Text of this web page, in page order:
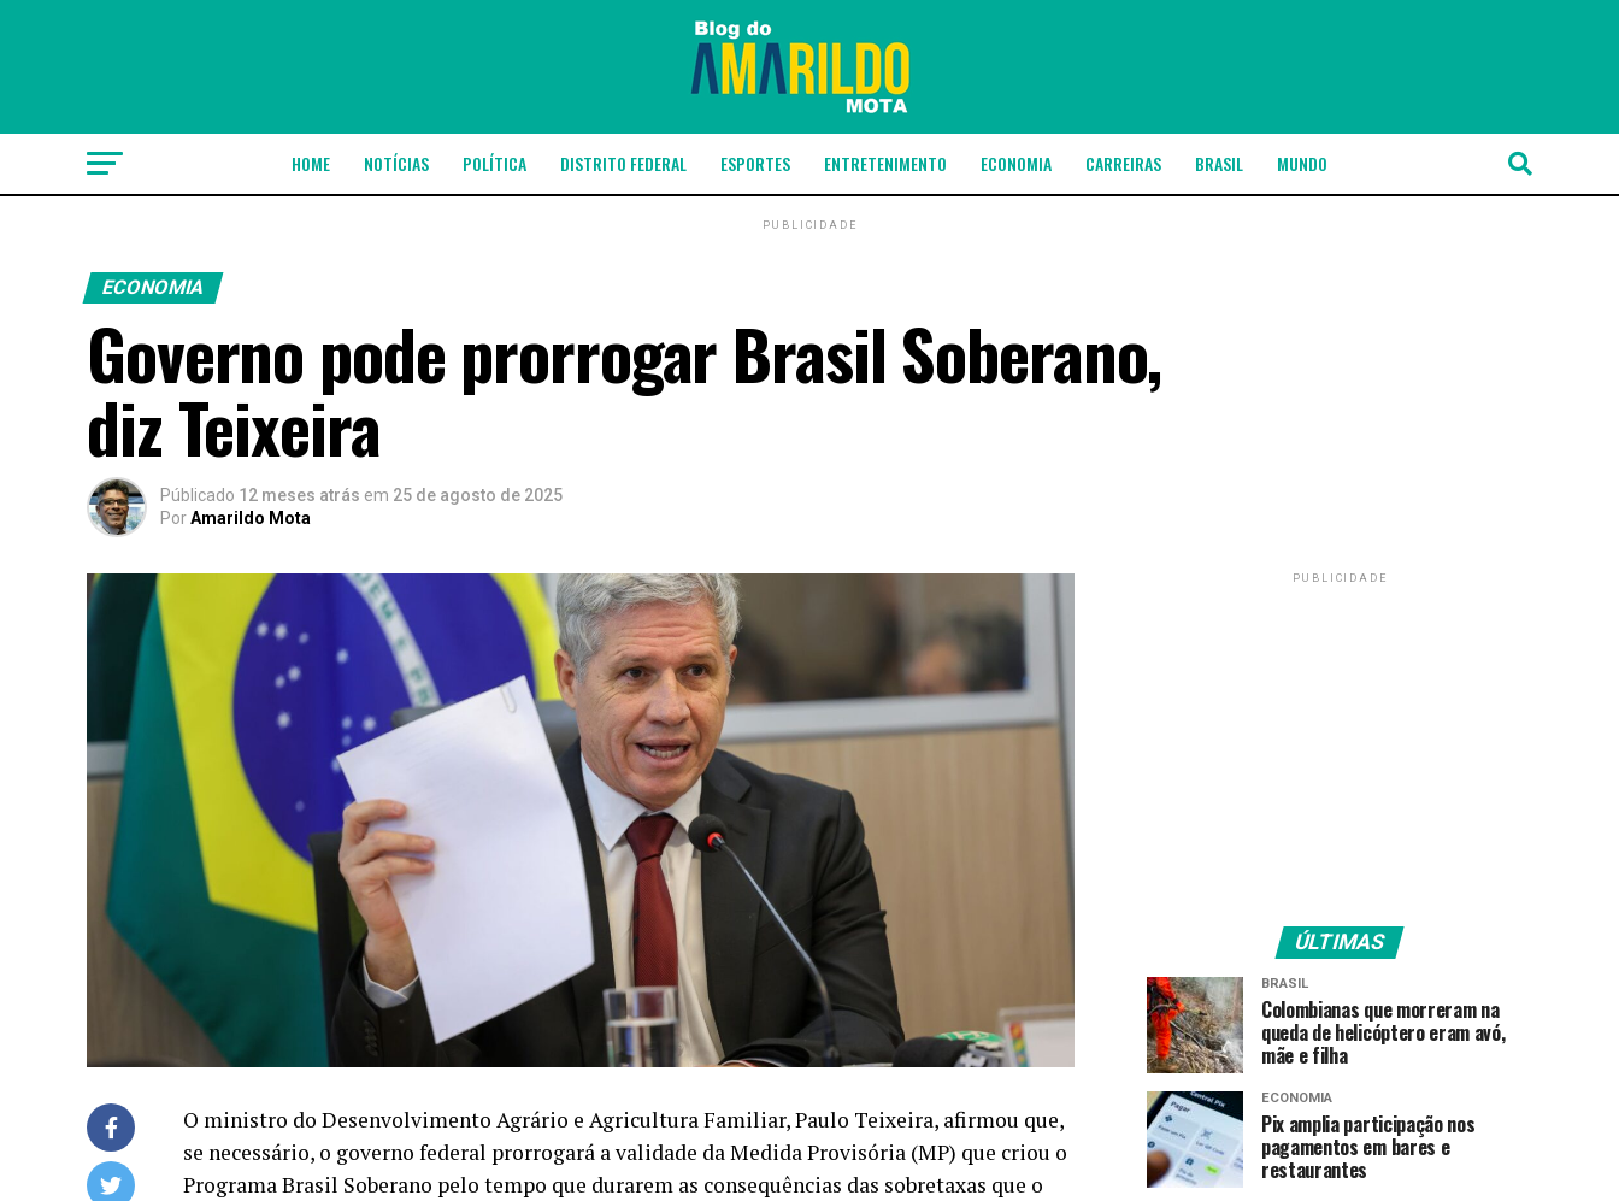
HOME NOTÍCIAS POLÍTICA DISTRITO FEDERAL ESPORTES ENTRETENIMENTO ECONOMIA CARREIRAS BRASIL MUNDO
PUBLICIDADE
ECONOMIA
Governo pode prorrogar Brasil Soberano,
diz Teixeira
Públicado 12 meses atrás em 25 de agosto de 2025
PorAmarildo Mota
O ministro do Desenvolvimento Agrário e Agricultura Familiar, Paulo Teixeira, afirmou que,
se necessário, o governo federal prorrogará a validade da Medida Provisória (MP) que criou o
Programa Brasil Soberano pelo tempo que durarem as consequências das sobretaxas que o
PUBLICIDADE
ÚLTIMAS
BRASIL
Colombianas que morreram na
queda de helicóptero eram avó,
mãe e filha
ECONOMIA
Pix amplia participação nos
pagamentos em bares e
restaurantes